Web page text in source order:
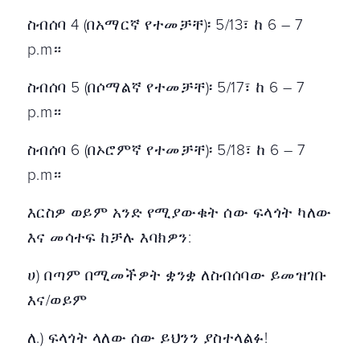
ስብሰባ 4 (በአማርኛ የተመቻቸ)፡ 5/13፣ ከ 6 – 7
p.m።
ስብሰባ 5 (በሶማልኛ የተመቻቸ)፡ 5/17፣ ከ 6 – 7
p.m።
ስብሰባ 6 (በኦሮምኛ የተመቻቸ)፡ 5/18፣ ከ 6 – 7
p.m።
እርስዎ ወይም አንድ የሚያውቁት ሰው ፍላጎት ካለው
እና መሳተፍ ከቻሉ እባክዎን:
ሀ) በጣም በሚመችዎት ቋንቋ ለስብሰባው ይመዝገቡ
እና/ወይም
ለ.) ፍላጎት ላለው ሰው ይህንን ያስተላልፉ!